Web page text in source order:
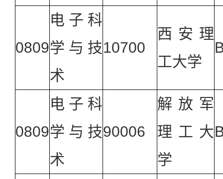
0809
电子科
学与技
术
10700
西安理
工大学
0809
电子科
学与技
术
90006
解放军
理工大
学